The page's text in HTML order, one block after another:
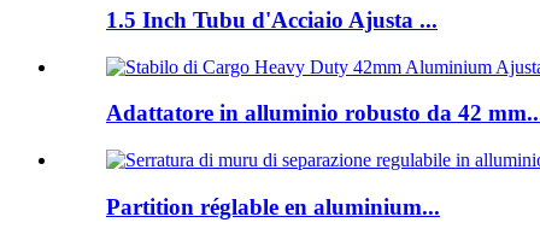
1.5 Inch Tubu d'Acciaio Ajusta ...
Adattatore in alluminio robusto da 42
Partition réglable en aluminium...